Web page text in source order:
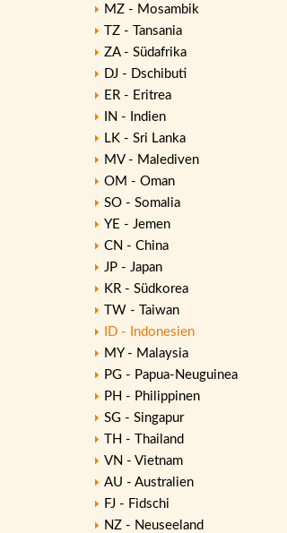
MZ - Mosambik
TZ - Tansania
ZA - Südafrika
DJ - Dschibuti
ER - Eritrea
IN - Indien
LK - Sri Lanka
MV - Malediven
OM - Oman
SO - Somalia
YE - Jemen
CN - China
JP - Japan
KR - Südkorea
TW - Taiwan
ID - Indonesien
MY - Malaysia
PG - Papua-Neuguinea
PH - Philippinen
SG - Singapur
TH - Thailand
VN - Vietnam
AU - Australien
FJ - Fidschi
NZ - Neuseeland